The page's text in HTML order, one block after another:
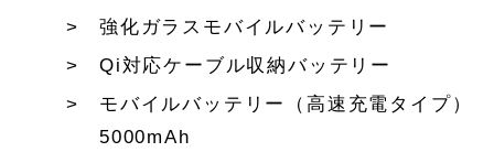
強化ガラスモバイルバッテリー
Qi対応ケーブル収納バッテリー
モバイルバッテリー（高速充電タイプ）
5000mAh